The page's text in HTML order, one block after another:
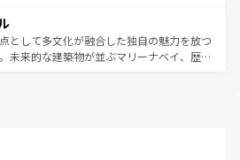
。一年中温暖で、どの季節にも異なる楽しみ
親しみやすいタイの人々、仏教を中心とし
多様な観光資源が、訪れる旅人を魅了し続
ても感動するはず。観光スポットが密集し
く見どころを回れるのも魅力。息をのむよ
化的な体験まで、香港を存分に楽しみ尽く
として多文化が融合した独自の魅力を放つ
未来的な建築物が並ぶマリーナベイ、歴史
は地元の風情を楽しめる外せないスポット